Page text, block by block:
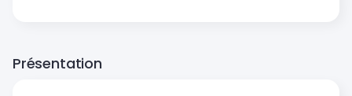
Présentation